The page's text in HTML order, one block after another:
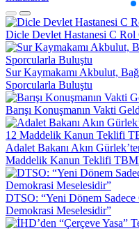
Dicle Devlet Hastanesi C
Sur Kaymakamı Akbulut,
Sporcularla Buluştu
Barışı Konuşmanın Vakti
Adalet Bakanı Akın
Maddelik Kanun Teklifi
DTSO: “Yeni Dönem
Demokrasi Meselesidir”